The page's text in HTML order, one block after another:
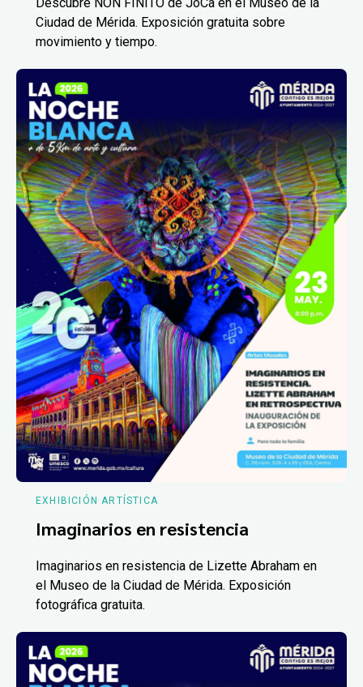
Ciudad de Mérida. Exposición gratuita sobre
movimiento y tiempo.
EXHIBICIÓN ARTÍSTICA
Imaginarios en resistencia
Imaginarios en resistencia de Lizette Abraham en
el Museo de la Ciudad de Mérida. Exposición
fotográfica gratuita.